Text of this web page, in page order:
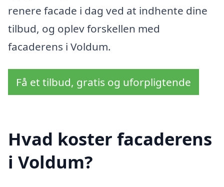
renere facade i dag ved at indhente dine
tilbud, og oplev forskellen med
facaderens i Voldum.
Få et tilbud, gratis og uforpligtende
Hvad koster facaderens
i Voldum?